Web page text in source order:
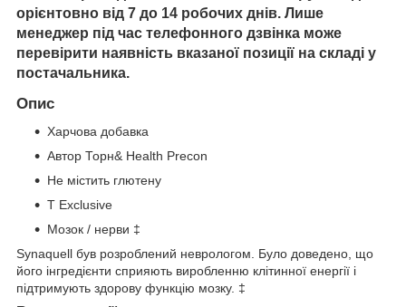
орієнтовно від 7 до 14 робочих днів. Лише
менеджер під час телефонного дзвінка може
перевірити наявність вказаної позиції на складі у
постачальника.
Опис
Харчова добавка
Автор Торн& Health Precon
Не містить глютену
T Exclusive
Мозок / нерви ‡
Synaquell був розроблений неврологом. Було доведено, що
його інгредієнти сприяють виробленню клітинної енергії і
підтримують здорову функцію мозку. ‡